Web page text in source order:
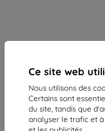
Ce site web
Nous utilisons des
Certains sont
du site, tandis que
analyser le trafic et